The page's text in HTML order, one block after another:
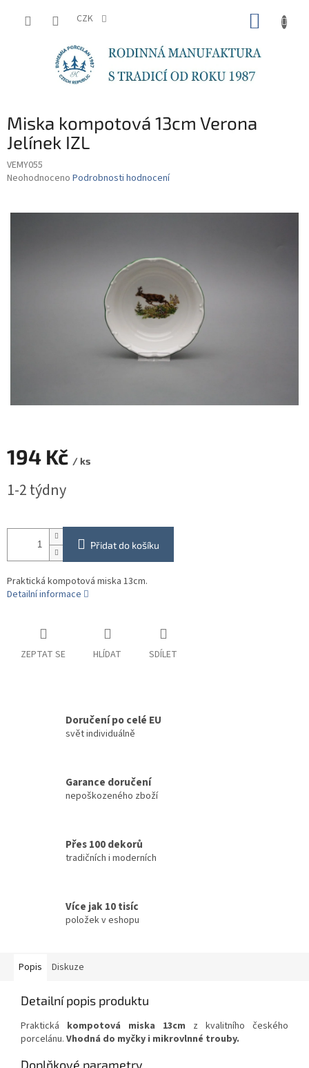
CZK
Miska kompotová 13cm Verona
Jelínek IZL
VEMY055
Průměrné
je
Neohodnoceno Podrobnosti hodnocení
194 Kč / ks
cena:
1-2 týdny
Přidat do košíku
Praktická kompotová miska 13cm.
Detailní informace
ZEPTAT SE HLÍDAT SDÍLET
Doručení po celé EU
svět individuálně
Garance doručení
nepoškozeného zboží
Přes 100 dekorů
tradičních i moderních
Více jak 10 tisíc
položek v eshopu
Popis Diskuze
Detailní popis produktu
Praktická kompotová miska 13cm z kvalitního českého
porcelánu. Vhodná do myčky i mikrovlnné trouby.
Doplňkové parametry